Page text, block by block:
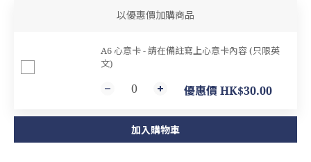
以優惠價加購商品
A6 心意卡 - 請在備註寫上心意卡內容 (只限英
文)
優惠價 HK$30.00
加入購物車